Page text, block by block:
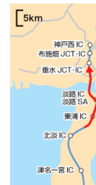
0 2 4 6 8 10
予測渋滞長
最大約5km
渋滞通過所要時間
最大約15分